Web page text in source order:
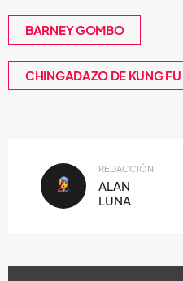
BARNEY GOMBO
CHINGADAZO DE KUNG FU
REDACCIÓN:
ALAN
LUNA